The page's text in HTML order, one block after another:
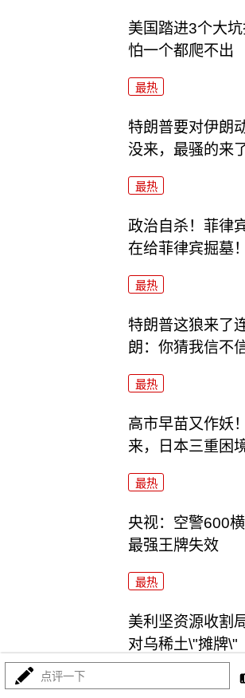
美国踏进3个大
怕一个都爬不出
最热
特朗普要对伊朗
没来，最骚的来
最热
政治自杀！菲律
在给菲律宾掘墓！
最热
特朗普这狼来了
朗：你猜我信不
最热
高市早苗又作妖
来，日本三重困
最热
央视：空警600
最强王牌失效
最热
美利坚资源收割
对乌稀土\"摊牌\"
点评一下